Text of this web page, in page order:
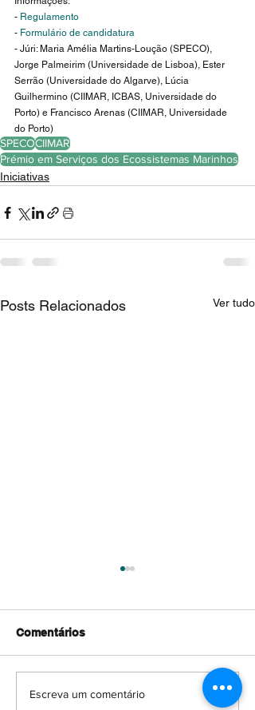
- Regulamento
- Formulário de candidatura
- Júri: Maria Amélia Martins-Loução (SPECO),
Jorge Palmeirim (Universidade de Lisboa), Ester
Serrão (Universidade do Algarve), Lúcia
Guilhermino (CIIMAR, ICBAS, Universidade do
Porto) e Francisco Arenas (CIIMAR, Universidade
do Porto)
SPECOCIIMAR
Prémio em Serviços dos Ecossistemas Marinhos
Iniciativas
Posts Relacionados Ver tudo
2018 | Prémio em
Comentários
Escreva um comentário